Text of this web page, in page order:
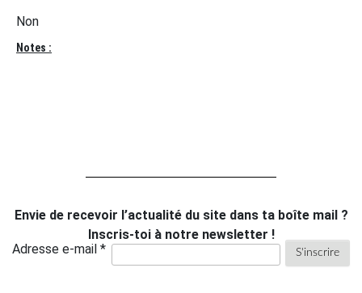
Non
Notes :
Envie de recevoir l’actualité du site dans ta boîte mail ?
Inscris-toi à notre newsletter !
Adresse e-mail *